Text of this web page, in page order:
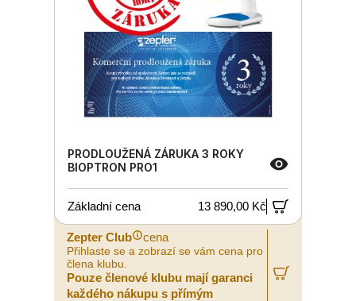
PRODLOUŽENÁ ZÁRUKA 3 ROKY
BIOPTRON PRO1
Základní cena 13 890,00 Kč
Zepter Club cena
Přihlaste se a zobrazí se vám cena pro
člena klubu.
Pouze členové klubu mají garanci
každého nákupu s přímým